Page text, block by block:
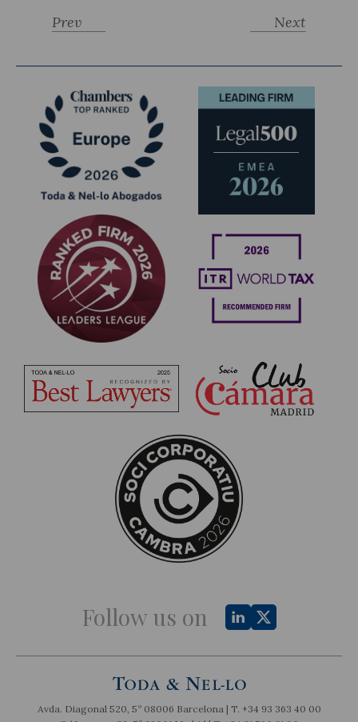
Next
Prev
Follow us on
Avda. Diagonal 520, 5º 08006 Barcelona | T. +34 93 363 40 00